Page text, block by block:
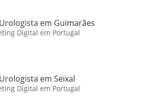
em Guimarães
Digital em Portugal
em Seixal
Digital em Portugal